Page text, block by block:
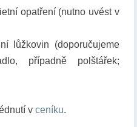
opatření (nutno uvést v
lůžkovin (doporučujeme
případně polštářek;
v ceníku.